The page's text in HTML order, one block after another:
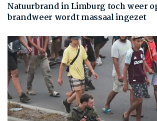
Natuurbrand in Limburg toch weer
brandweer wordt massaal ingezet